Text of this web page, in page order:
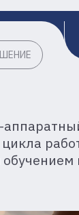
и будущее
]